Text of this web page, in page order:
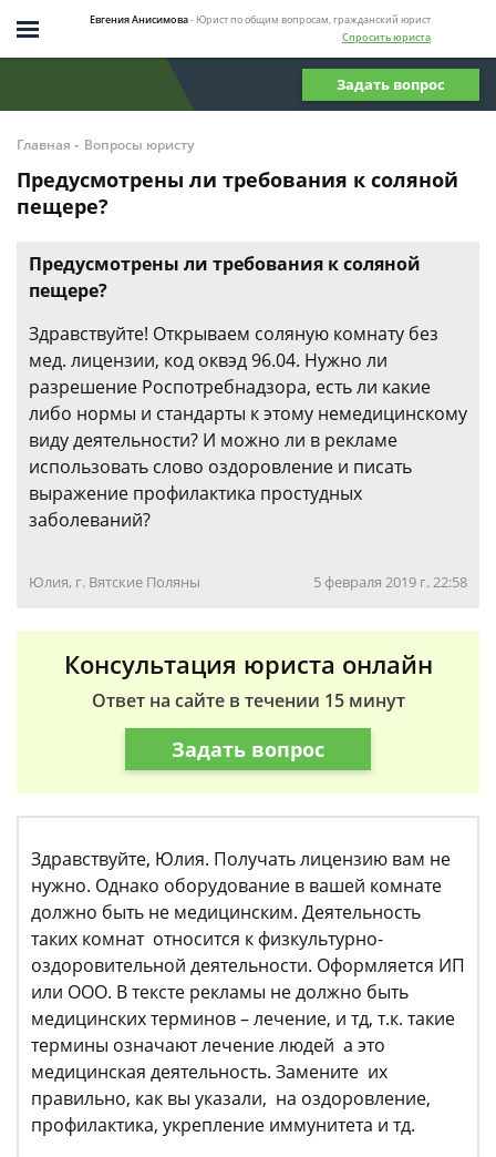
Евгения Анисимова- Юрист по общим вопросам, гражданский юрист
Спросить юриста
Задать вопрос
Главная - Вопросы юристу
Предусмотрены ли требования к соляной
пещере?
Предусмотрены ли требования к соляной
пещере?
Здравствуйте! Открываем соляную комнату без
мед. лицензии, код оквэд 96.04. Нужно ли
разрешение Роспотребнадзора, есть ли какие
либо нормы и стандарты к этому немедицинскому
виду деятельности? И можно ли в рекламе
использовать слово оздоровление и писать
выражение профилактика простудных
заболеваний?
Юлия, г. Вятские Поляны 5 февраля 2019 г. 22:58
Консультация юриста онлайн
Ответ на сайте в течении 15 минут
Задать вопрос
Здравствуйте, Юлия. Получать лицензию вам не
нужно. Однако оборудование в вашей комнате
должно быть не медицинским. Деятельность
таких комнат относится к физкультурно-
оздоровительной деятельности. Оформляется ИП
или ООО. В тексте рекламы не должно быть
медицинских терминов – лечение, и тд, т.к. такие
термины означают лечение людей а это
медицинская деятельность. Замените их
правильно, как вы указали, на оздоровление,
профилактика, укрепление иммунитета и тд.